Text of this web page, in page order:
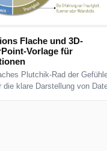
Flache und 3D-
Vorlage für
Plutchik-Rad der
klare Darstellung von